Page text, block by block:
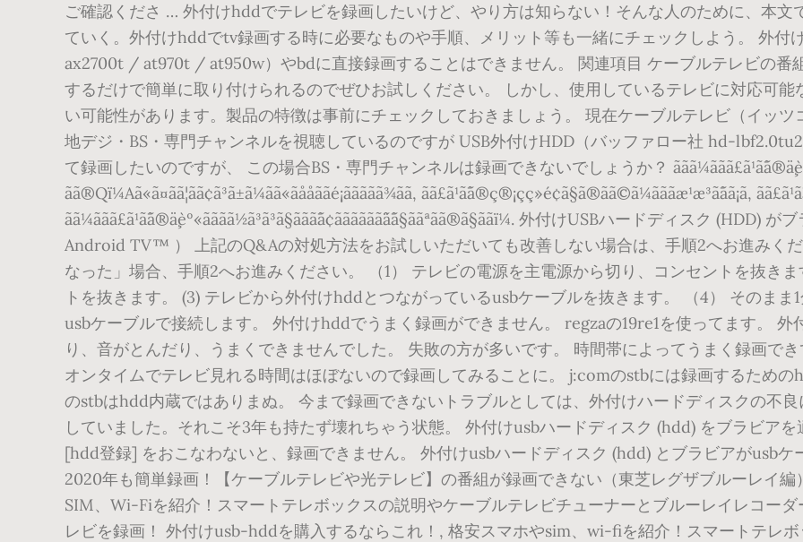
ご確認くださ … 外付けhddでテレビを録画したいけど、やり方は知らない！そんな人のために、本
ていく。外付けhddでtv録画する時に必要なものや手順、メリット等も一緒にチェックしよう。 外付
ax2700t / at970t / at950w）やbdに直接録画することはできません。 関連項目 ケーブルテレビの番
するだけで簡単に取り付けられるのでぜひお試しください。 しかし、使用しているテレビに対応可
い可能性があります。製品の特徴は事前にチェックしておきましょう。 現在ケーブルテレビ（イッ
地デジ・BS・専門チャンネルを視聴しているのですが USB外付けHDD（バッファロー社 hd-
て録画したいのですが、 この場合BS・専門チャンネルは録画できないでしょうか？
ãã®Qï¼Aã«ã¤ãã¦ãã¢ã³ã±ã¼ãã«ãååããé¡ããããã¾ãã, ãã£ã¹ã¯ã®ç®¡çç»é¢ã§ã®ãã©ã¼ãããæ¹æ³ã¯ãã¡ã,
ãã¼ããã£ã¹ã¯ã®ä¸­èº«ãããã½ã³ã³ã§ããã¯ã¢ãããããã¨ã¯ã§ããªãã®ã§ããï¼. 外付けUSBハー
Android TV™ ） 上記のQ&Aの対処方法をお試しいただいても改善しない場合は、手順2へお進みく
なった」場合、手順2へお進みください。 （1） テレビの電源を主電源から切り、コンセントを抜き
トを抜きます。 (3) テレビから外付けhddとつながっているusbケーブルを抜きます。 （4） そのま
usbケーブルで接続します。 外付けhddでうまく録画ができません。 regzaの19re1を使ってます。
り、音がとんだり、うまくできませんでした。 失敗の方が多いです。 時間帯によってうまく録画で
オンタイムでテレビ見れる時間はほぼないので録画してみることに。 j:comのstbには録画するため
のstbはhdd内蔵ではありまぬ。 今まで録画できないトラブルとしては、外付けハードディスクの不
していました。それこそ3年も持たず壊れちゃう状態。 外付けusbハードディスク (hdd) をブラビア
[hdd登録] をおこなわないと、録画できません。 外付けusbハードディスク (hdd) とブラビアがusb
2020年も簡単録画！【ケーブルテレビや光テレビ】の番組が録画できない（東芝レグザブルーレイ
SIM、Wi-Fiを紹介！スマートテレボックスの説明やケーブルテレビチューナーとブルーレイレコー
レビを録画！ 外付けusb-hddを購入するならこれ！, 格安スマホやsim、wi-fiを紹介！スマートテレ